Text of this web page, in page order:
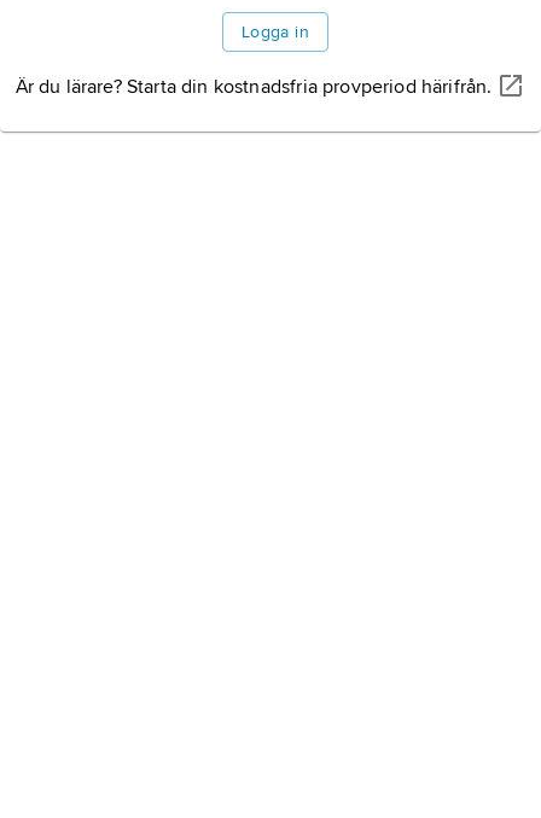
Information om artikeln
Logga in
Är du lärare? Starta din kostnadsfria provperiod härifrån.